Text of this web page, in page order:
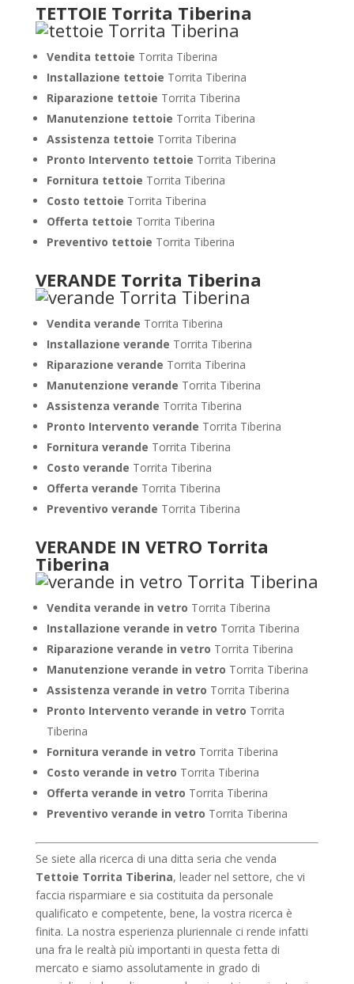
TETTOIE Torrita Tiberina
Vendita tettoie Torrita Tiberina
Installazione tettoie Torrita Tiberina
Riparazione tettoie Torrita Tiberina
Manutenzione tettoie Torrita Tiberina
Assistenza tettoie Torrita Tiberina
Pronto Intervento tettoie Torrita Tiberina
Fornitura tettoie Torrita Tiberina
Costo tettoie Torrita Tiberina
Offerta tettoie Torrita Tiberina
Preventivo tettoie Torrita Tiberina
VERANDE Torrita Tiberina
Vendita verande Torrita Tiberina
Installazione verande Torrita Tiberina
Riparazione verande Torrita Tiberina
Manutenzione verande Torrita Tiberina
Assistenza verande Torrita Tiberina
Pronto Intervento verande Torrita Tiberina
Fornitura verande Torrita Tiberina
Costo verande Torrita Tiberina
Offerta verande Torrita Tiberina
Preventivo verande Torrita Tiberina
VERANDE IN VETRO Torrita
Tiberina
Vendita verande in vetro Torrita Tiberina
Installazione verande in vetro Torrita Tiberina
Riparazione verande in vetro Torrita Tiberina
Manutenzione verande in vetro Torrita Tiberina
Assistenza verande in vetro Torrita Tiberina
Pronto Intervento verande in vetro Torrita
Tiberina
Fornitura verande in vetro Torrita Tiberina
Costo verande in vetro Torrita Tiberina
Offerta verande in vetro Torrita Tiberina
Preventivo verande in vetro Torrita Tiberina
Se siete alla ricerca di una ditta seria che venda
Tettoie Torrita Tiberina, leader nel settore, che vi
faccia risparmiare e sia costituita da personale
qualificato e competente, bene, la vostra ricerca è
finita. La nostra esperienza pluriennale ci rende infatti
una fra le realtà più importanti in questa fetta di
mercato e siamo assolutamente in grado di